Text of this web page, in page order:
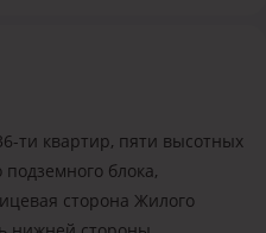
ти квартир, пяти высотных
блока,
сторона Жилого